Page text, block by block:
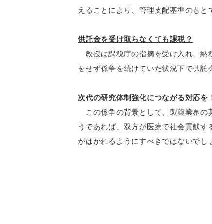
えることにより、管理支配基準のも
供託金を受け取らなくても課税？
教授は課税庁の指摘を受け入れ、納
をせず係争を続けていた状況下で供託
次代の研究体制強化につながる対応を！
この係争の背景として、製薬業界の
うであれば、双方が医療で社会貢献
がはかれるようにすべきではないでし